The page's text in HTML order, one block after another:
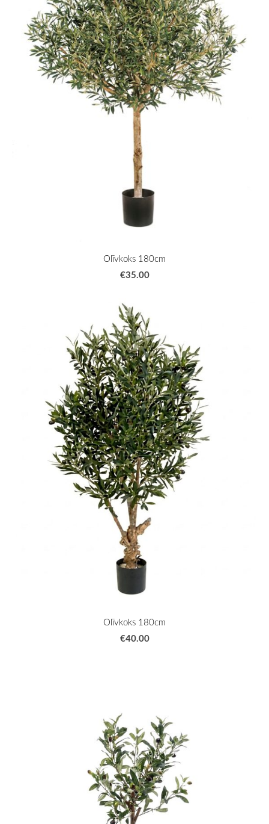
Olīvkoks 180cm
€35.00
Olīvkoks 180cm
€40.00